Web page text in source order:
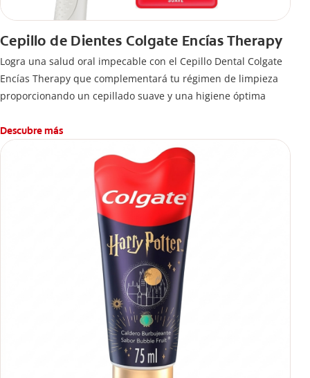
Cepillo de Dientes Colgate Encías Therapy
Logra una salud oral impecable con el Cepillo Dental Colgate
Encías Therapy que complementará tu régimen de limpieza
proporcionando un cepillado suave y una higiene óptima
Descubre más